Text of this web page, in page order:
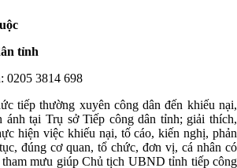
tỉnh
0205 3814 698
tiếp thường xuyên công dân đến khiếu nại,
ánh tại Trụ sở Tiếp công dân tỉnh; giải thích,
hiện việc khiếu nại, tố cáo, kiến nghị, phản
đúng cơ quan, tổ chức, đơn vị, cá nhân có
mưu giúp Chủ tịch UBND tỉnh tiếp công